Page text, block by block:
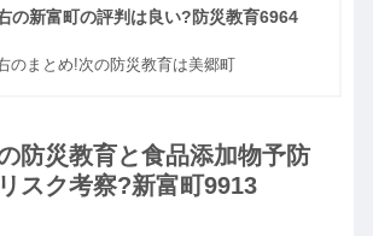
の新富町の評判は良い?防災教育6964
のまとめ!次の防災教育は美郷町
防災教育と食品添加物予防
スク考察?新富町9913